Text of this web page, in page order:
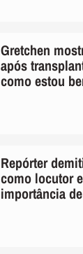
Gretchen
após
como estou
Repórter
como locutor
importância